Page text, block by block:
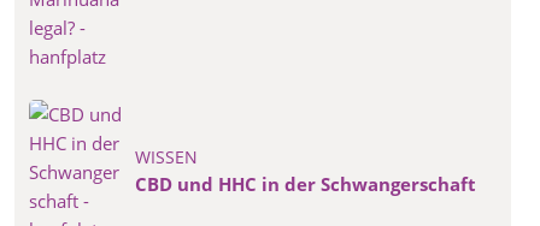
WISSEN
CBD und HHC in der Schwangerschaft